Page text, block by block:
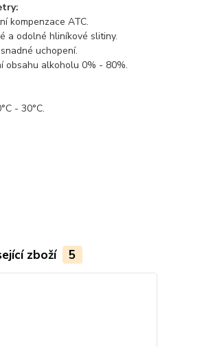
kompenzace ATC.
a odolné hliníkové slitiny.
uchopení.
obsahu alkoholu 0% - 80%.
- 30°C.
zboží 5